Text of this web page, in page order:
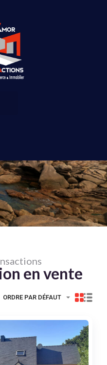
en vente
ORDRE PAR DÉFAUT